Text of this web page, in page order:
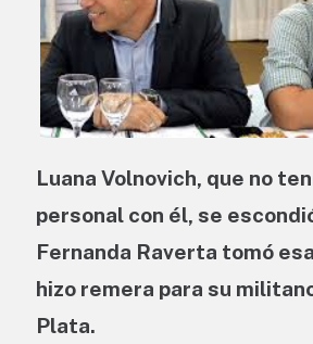
Luana Volnovich, que no
personal con él, se
Fernanda Raverta tomó
hizo remera para su
Plata.